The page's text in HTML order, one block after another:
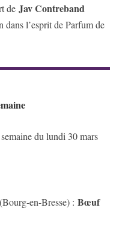
de Jav Contreband
dans l’esprit de Parfum de
du lundi 30 mars
en-Bresse) : Bœuf